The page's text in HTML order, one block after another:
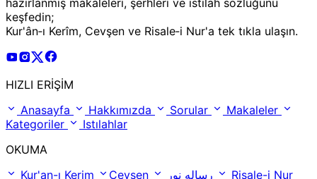
hazırlanmış makaleleri, şerhleri ve ıstılah sözlüğünü
keşfedin;
Kur'ân‑ı Kerîm, Cevşen ve Risale‑i Nur'a tek tıkla ulaşın.
Risale Online Youtube Hesabı
Risale Online Instagram Hesabı
Risale Online X Hesabı
HIZLI ERİŞİM
Anasayfa
Hakkımızda Sorular
Makaleler
Kategoriler
Istılahlar
OKUMA
Kur'an-ı Kerim
Cevşen Risale-i Nur